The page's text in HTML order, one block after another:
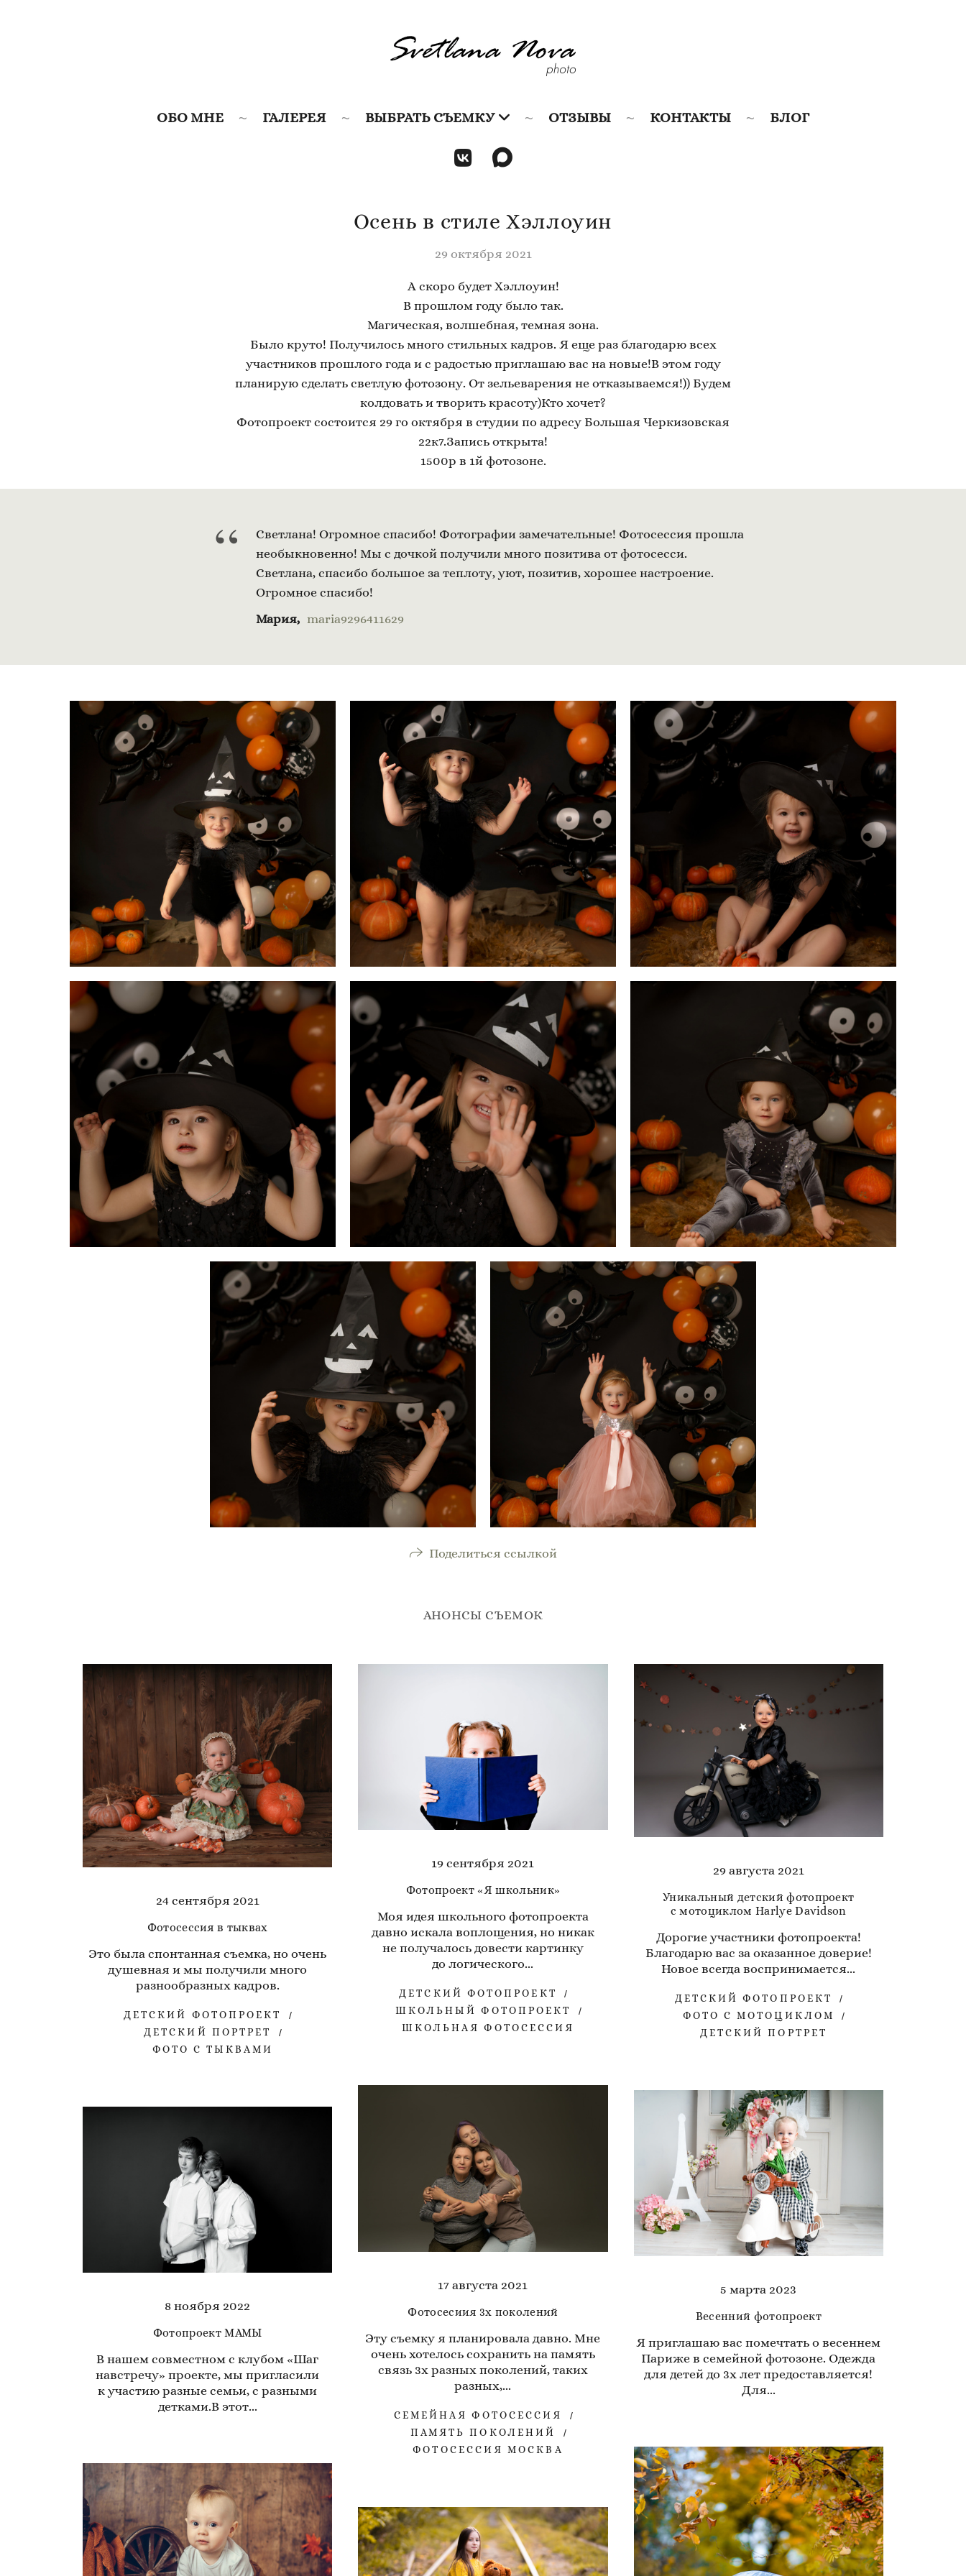
ОБО МНЕ ГАЛЕРЕЯ ВЫБРАТЬ СЪЕМКУ ОТЗЫВЫ КОНТАКТЫ БЛОГ
Осень в стиле Хэллоуин
29 октября 2021
А скоро будет Хэллоуин!
В прошлом году было так.
Магическая, волшебная, темная зона.
Было круто! Получилось много стильных кадров. Я еще раз благодарю всех
участников прошлого года и с радостью приглашаю вас на новые!В этом году
планирую сделать светлую фотозону. От зельеварения не отказываемся!)) Будем
колдовать и творить красоту)Кто хочет?
Фотопроект состоится 29 го октября в студии по адресу Большая Черкизовская
22к7.Запись открыта!
1500р в 1й фотозоне.
“
Светлана! Огромное спасибо! Фотографии замечательные! Фотосессия прошла
необыкновенно! Мы с дочкой получили много позитива от фотосесси.
Светлана, спасибо большое за теплоту, уют, позитив, хорошее настроение.
Огромное спасибо!
Мария, maria9296411629
Поделиться ссылкой
АНОНСЫ СЪЕМОК
24 сентября 2021
Фотосессия в тыквах
Это была спонтанная съемка, но очень
душевная и мы получили много
разнообразных кадров.
ДЕТСКИЙ ФОТОПРОЕКТ
ДЕТСКИЙ ПОРТРЕТ
ФОТО С ТЫКВАМИ
19 сентября 2021
Фотопроект «Я школьник»
Моя идея школьного фотопроекта
давно искала воплощения, но никак
не получалось довести картинку
до логического...
ДЕТСКИЙ ФОТОПРОЕКТ
ШКОЛЬНЫЙ ФОТОПРОЕКТ
ШКОЛЬНАЯ ФОТОСЕССИЯ
29 августа 2021
Уникальный детский фотопроект
с мотоциклом Harlye Davidson
Дорогие участники фотопроекта!
Благодарю вас за оказанное доверие!
Новое всегда воспринимается...
ДЕТСКИЙ ФОТОПРОЕКТ
ФОТО С МОТОЦИКЛОМ
ДЕТСКИЙ ПОРТРЕТ
17 августа 2021
Фотосесиия 3х поколений
Эту съемку я планировала давно. Мне
очень хотелось сохранить на память
связь 3х разных поколений, таких
разных,...
СЕМЕЙНАЯ ФОТОСЕССИЯ
ПАМЯТЬ ПОКОЛЕНИЙ
ФОТОСЕССИЯ МОСКВА
5 марта 2023
Весенний фотопроект
Я приглашаю вас помечтать о весеннем
Париже в семейной фотозоне. Одежда
для детей до 3х лет предоставляется!
Для...
8 ноября 2022
Фотопроект МАМЫ
В нашем совместном с клубом «Шаг
навстречу» проекте, мы пригласили
к участию разные семьи, с разными
детками.В этот...